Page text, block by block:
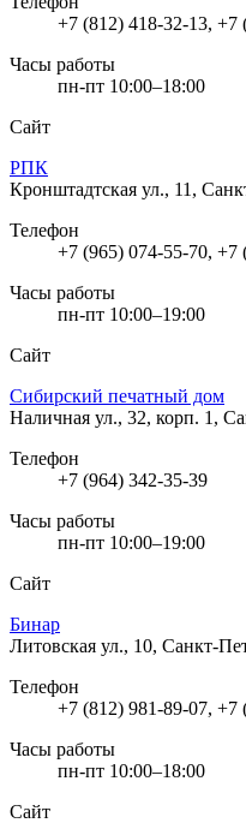
+7 (812) 418-32-13, +7
Часы работы
пн-пт 10:00–18:00
Сайт
РПК
Кронштадтская ул., 11,
Телефон
+7 (965) 074-55-70, +7
Часы работы
пн-пт 10:00–19:00
Сайт
Сибирский печатный дом
Наличная ул., 32, корп. 1,
Телефон
+7 (964) 342-35-39
Часы работы
пн-пт 10:00–19:00
Сайт
Бинар
Литовская ул., 10, Санкт-
Телефон
+7 (812) 981-89-07, +7
Часы работы
пн-пт 10:00–18:00
Сайт